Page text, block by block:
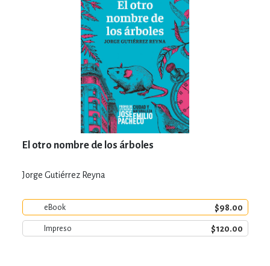
El otro nombre de los árboles
Jorge Gutiérrez Reyna
eBook $98.00
Impreso $120.00